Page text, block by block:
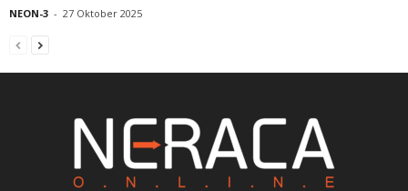
NEON-3 - 27 Oktober 2025